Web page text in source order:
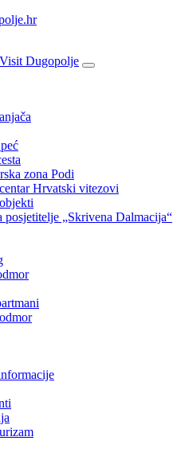
zona Podi
Hrvatski vitezovi
posjetitelje „Skrivena Dalmacija“